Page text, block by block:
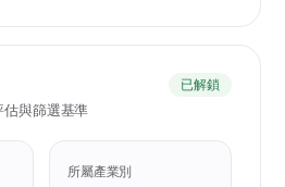
已解鎖
估與篩選基準
所屬產業別